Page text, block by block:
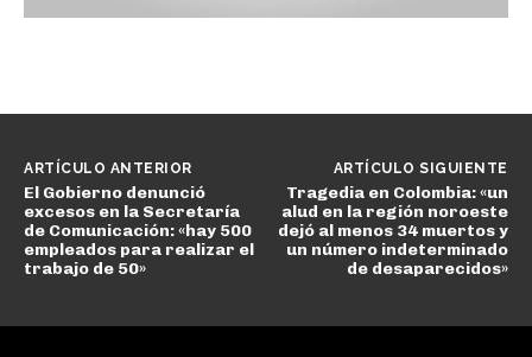
ARTÍCULO ANTERIOR
El Gobierno denunció
excesos en la Secretaría
de Comunicación: «hay 500
empleados para realizar el
trabajo de 50»
ARTÍCULO SIGUIENTE
Tragedia en Colombia: «un
alud en la región noroeste
dejó al menos 34 muertos y
un número indeterminado
de desaparecidos»